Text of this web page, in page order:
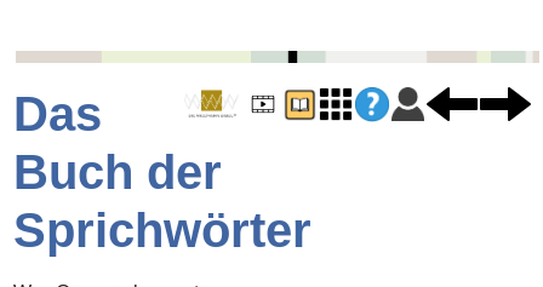
Das
Buch der
Sprichwörter